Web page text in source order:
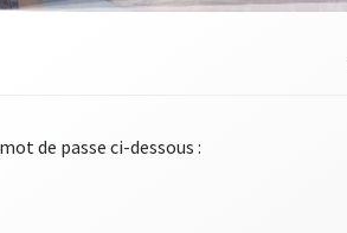
de passe ci-dessous :